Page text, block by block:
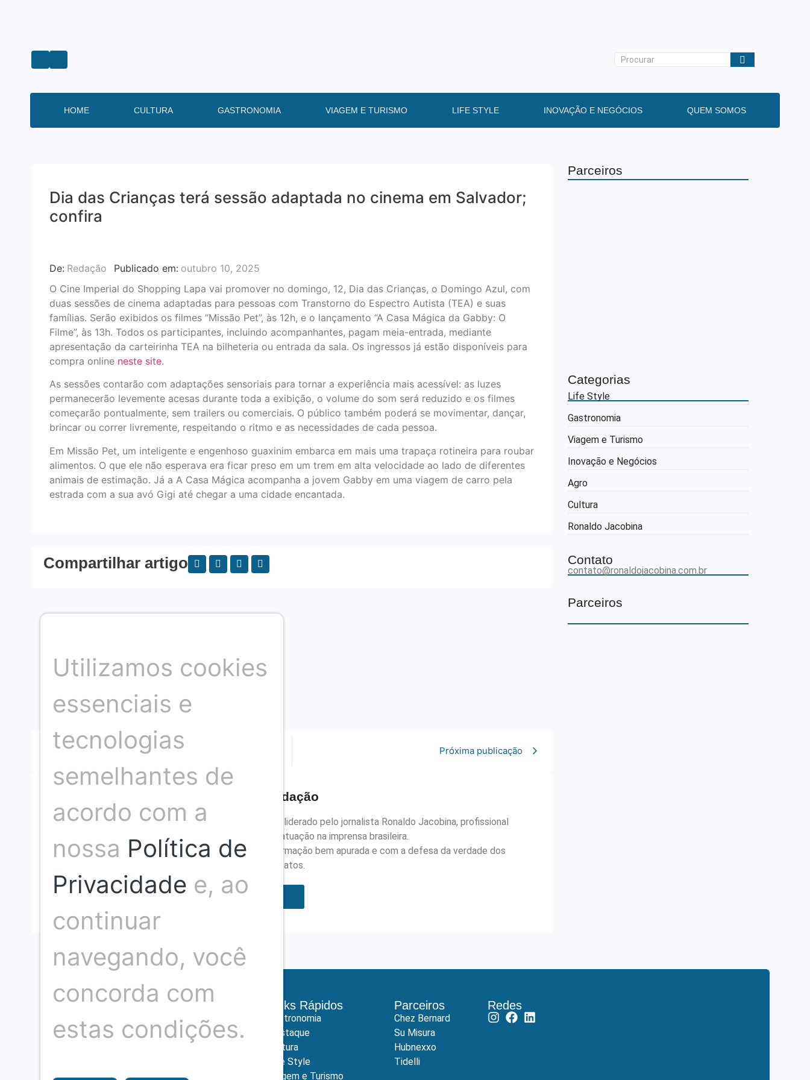
HOME CULTURA GASTRONOMIA VIAGEM E TURISMO LIFE STYLE INOVAÇÃO E NEGÓCIOS QUEM SOMOS
Dia das Crianças terá sessão adaptada no cinema em Salvador;
confira
De: Redação Publicado em: outubro 10, 2025
O Cine Imperial do Shopping Lapa vai promover no domingo, 12, Dia das Crianças, o Domingo Azul, com
duas sessões de cinema adaptadas para pessoas com Transtorno do Espectro Autista (TEA) e suas
famílias. Serão exibidos os filmes “Missão Pet”, às 12h, e o lançamento “A Casa Mágica da Gabby: O
Filme”, às 13h. Todos os participantes, incluindo acompanhantes, pagam meia-entrada, mediante
apresentação da carteirinha TEA na bilheteria ou entrada da sala. Os ingressos já estão disponíveis para
compra online neste site.
As sessões contarão com adaptações sensoriais para tornar a experiência mais acessível: as luzes
permanecerão levemente acesas durante toda a exibição, o volume do som será reduzido e os filmes
começarão pontualmente, sem trailers ou comerciais. O público também poderá se movimentar, dançar,
brincar ou correr livremente, respeitando o ritmo e as necessidades de cada pessoa.
Em Missão Pet, um inteligente e engenhoso guaxinim embarca em mais uma trapaça rotineira para roubar
alimentos. O que ele não esperava era ficar preso em um trem em alta velocidade ao lado de diferentes
animais de estimação. Já a A Casa Mágica acompanha a jovem Gabby em uma viagem de carro pela
estrada com a sua avó Gigi até chegar a uma cidade encantada.
Compartilhar artigo
Publicação anterior Próxima publicação
Redação
Somos um time de profissionais de comunicação liderado pelo jornalista Ronaldo Jacobina, profissional
com mais de 30 anos de atuação na imprensa brasileira.
Neste espaço nosso compromisso é com a informação bem apurada e com a defesa da verdade dos
fatos.
Parceiros
Categorias
Life Style
Gastronomia
Viagem e Turismo
Inovação e Negócios
Agro
Cultura
Ronaldo Jacobina
Contato
contato@ronaldojacobina.com.br
Parceiros
O seu portal de notícias sobre eventos,
cultura, gastronomia e sociedade. Fique
por dentro de tudo que acontece.
Links Rápidos
Gastronomia
Destaque
Cultura
Life Style
Viagem e Turismo
Parceiros
Chez Bernard
Su Misura
Hubnexxo
Tidelli
Redes
Utilizamos cookies
essenciais e
tecnologias
semelhantes de
acordo com a
nossa Política de
Privacidade e, ao
continuar
navegando, você
concorda com
estas condições.